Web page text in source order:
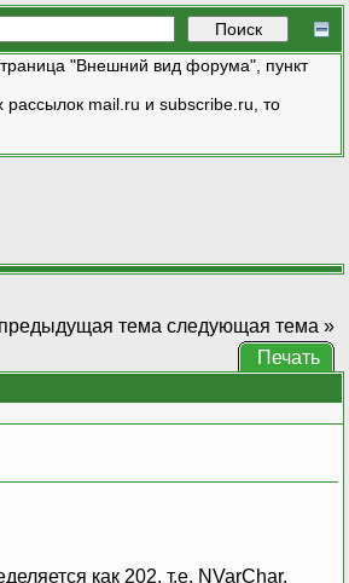
"Внешний вид форума", пункт
mail.ru и subscribe.ru, то
тема следующая тема »
Печать
как 202, т.е. NVarChar.